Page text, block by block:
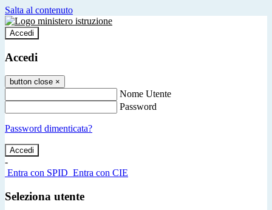
Salta al contenuto
Accedi
Accedi
button close ×
Nome Utente
Password
Password dimenticata?
-
Entra con SPID Entra con CIE
Seleziona utente